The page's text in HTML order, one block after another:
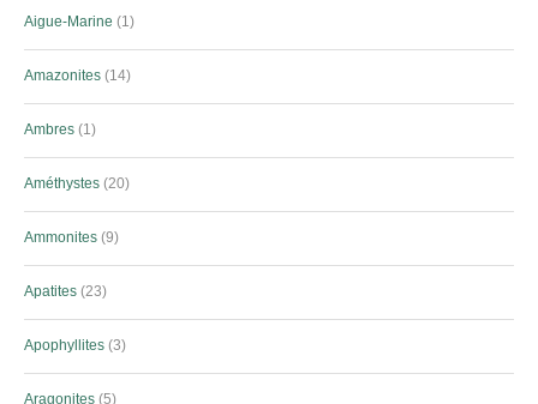
Aigue-Marine 1
Amazonites 14
Ambres 1
Améthystes 20
Ammonites 9
Apatites 23
Apophyllites 3
Aragonites 5